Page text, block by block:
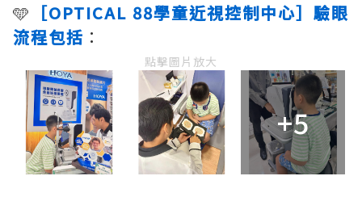
🩵 ［OPTICAL 88學童近視控制中心］驗眼
流程包括 ：
點擊圖片放大
+5